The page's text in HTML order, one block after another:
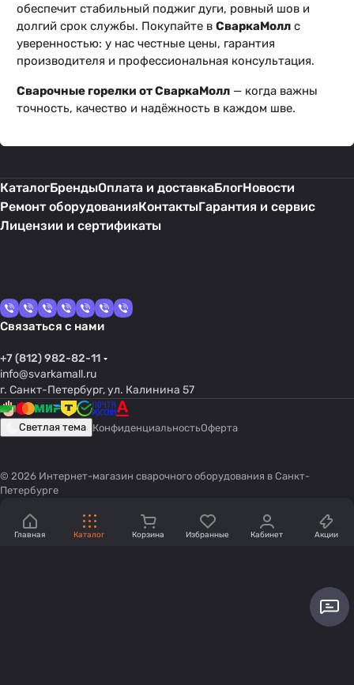
обеспечит стабильный поджиг дуги, ровный шов и
долгий срок службы. Покупайте в СваркаМолл с
уверенностью: у нас честные цены, гарантия
производителя и профессиональная консультация.
Сварочные горелки от СваркаМолл — когда важны
точность, качество и надёжность в каждом шве.
КаталогБрендыОплата и доставкаБлогНовости
Ремонт оборудованияКонтактыГарантия и сервис
Лицензии и сертификаты
Связаться с нами
+7 (812) 982-82-11
info@svarkamall.ru
г. Санкт-Петербург, ул. Калинина 57
Светлая тема КонфиденциальностьОферта
© 2026 Интернет-магазин сварочного оборудования в Санкт-
Петербурге
Главная Каталог Корзина Избранные Кабинет Акции